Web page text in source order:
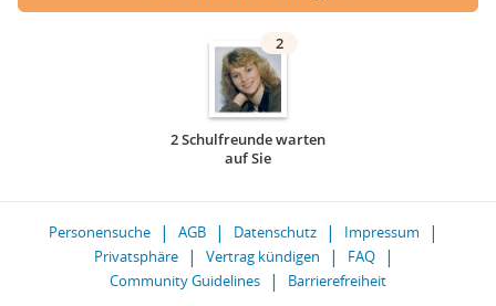
2
2 Schulfreunde warten
auf Sie
Personensuche AGB Datenschutz
Impressum
Privatsphäre
Vertrag kündigen
FAQ
Community Guidelines
Barrierefreiheit